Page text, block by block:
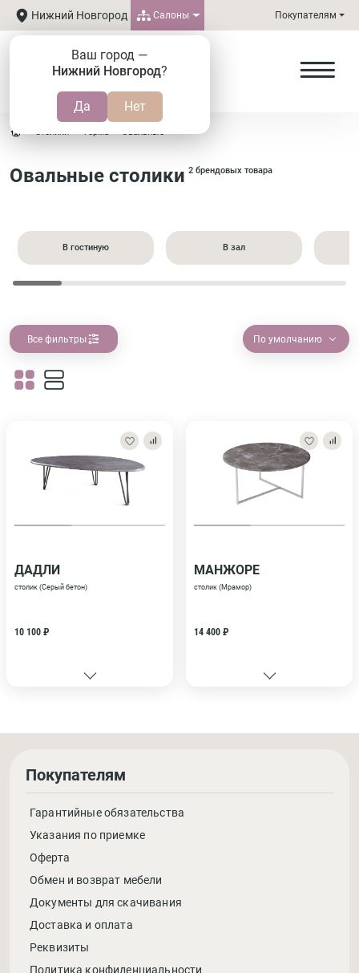
Нижний Новгород
Ваш город —
Нижний Новгород?
Салоны Покупателям
Столики Форма Овальные
Овальные столики 2 брендовых товара
В гостиную В зал
Все фильтры По умолчанию
ДАДЛИ
столик (Серый бетон)
10 100 ₽
МАНЖОРЕ
столик (Мрамор)
14 400 ₽
Покупателям
Гарантийные обязательства
Указания по приемке
Оферта
Обмен и возврат мебели
Документы для скачивания
Доставка и оплата
Реквизиты
Политика конфиденциальности